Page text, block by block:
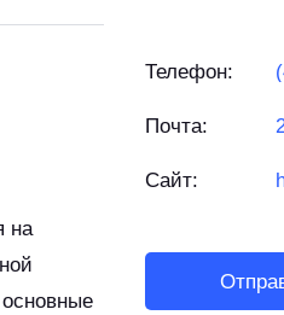
на
Телефон:
Почта:
Сайт: